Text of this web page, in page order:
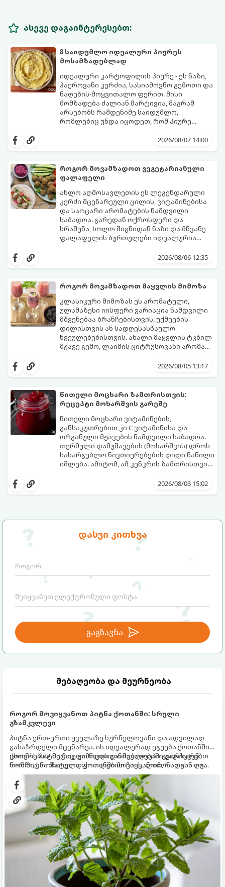
დასვი კითხვა
გაგზავნა
მებაღეობა და მეურნეობა
როგორ მოვიყვანოთ პიტნა ქოთანში: სრული
გზამკვლევი
პიტნა ერთ-ერთი ყველაზე სურნელოვანი და ადვილად
გასაზრდელი მცენარეა. ის იდეალურად ეგუება ქოთანში
ცხოვრებას, მეტიც, გამოცდილი მებაღეები გვირჩევენ,
რომ პიტნა მხოლოდ ქოთანში მოვიყვანოთ, რადგან ღია
გრუნტში (ბაღში) დარგვისას ის ფესვებით ძალიან
სწრაფად ვრცელდება და სხვა მცენარეებს ავიწროებს.
ქოთნის პიტნა მთელი წლის განმავლობაში გაგახარებთ
ნორჩი, არომატული ფოთლებით ჩაის, ლიმონათისა თუ
კერძებისთვის.
ასევე დაგაინტერესებთ:
8 საიდუმლო იდეალური პიურეს
მოსამზადებლად
იდეალური კარტოფილის პიურე - ეს ნაზი,
ჰაეროვანი კერძია, სასიამოვნო გემოთი და
ნაღების-მოყვითალო ფერით. მისი
მომზადება ძალიან მარტივია, მაგრამ
არსებობს რამდენიმე საიდუმლო,
რომლებიც უნდა იცოდეთ, რომ პიურე
2026/08/07 14:00
როგორ მოვამზადოთ ვეგეტარიანული
ფალაფელი
ახლო აღმოსავლეთის ეს ლეგენდარული
კერძი მცენარეული ცილის, ვიტამინებისა
და საოცარი არომატების ნამდვილი
საბადოა. გარედან ოქროსფერი და
ხრაშუნა, ხოლო შიგნიდან ნაზი და მწვანე
ფალაფელის ბურთულები იდეალურია
სალათებთან ერთად ან ტახინის (სესამის)
მდგომარეობს, რომ გამოიყენება
შეწვისას ფორმა იდეალურად შეინარჩუნოს
და არ დაიშალოს.
მომზადების დრო: 20 წუთი (დამატებით
მუხუდოს ჩალბობის დრო: 12-24 საათი)
შეწვის დრო: 10–15 წუთი ულუფა: 20–24 ცალი
ბურთულა (4–6 პორცია)
2026/08/06 12:35
როგორ მოვამზადოთ მაყვლის მიმოზა
კლასიკური მიმოზას ეს არომატული,
ულამაზესი იისფერი ვარიაცია ნამდვილი
მშვენებაა ბრანჩებისთვის, უქმეების
დილისთვის ან სადღესასწაულო
წვეულებებისთვის. ახალი მაყვლის ტკბილ-
მჟავე გემო, ლაიმის ციტრუსოვანი არომატი
საოცრად დახვეწილ და მაგრილებელ
და მის მომზადებას მინიმალური
პორცია
2026/08/05 13:17
წითელი მოცხარი ზამთრისთვის:
რეცეპტი მოხარშვის გარეშე
წითელი მოცხარი ვიტამინების,
განსაკუთრებით კი C ვიტამინისა და
ორგანული მჟავების ნამდვილი საბადოა.
თერმული დამუშავების (მოხარშვის) დროს
სასარგებლო ნივთიერებების დიდი ნაწილი
იშლება. ამიტომ, ამ კენკრის ზამთრისთვის
მომზადებაა - მოხარშვის გარეშე.
ბუნებრივ, კაშკაშა გემოს, არომატს და
2026/08/03 15:02